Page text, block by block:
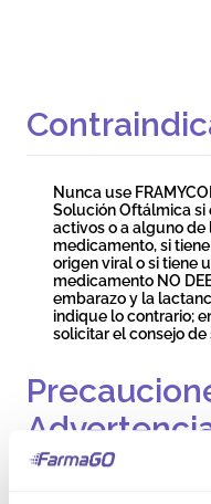
Nunca use
Solución Oftálmica si
activos o a alguno
medicamento, si
origen viral o si tiene
medicamento NO
embarazo y la
indique lo contrario;
solicitar el consejo